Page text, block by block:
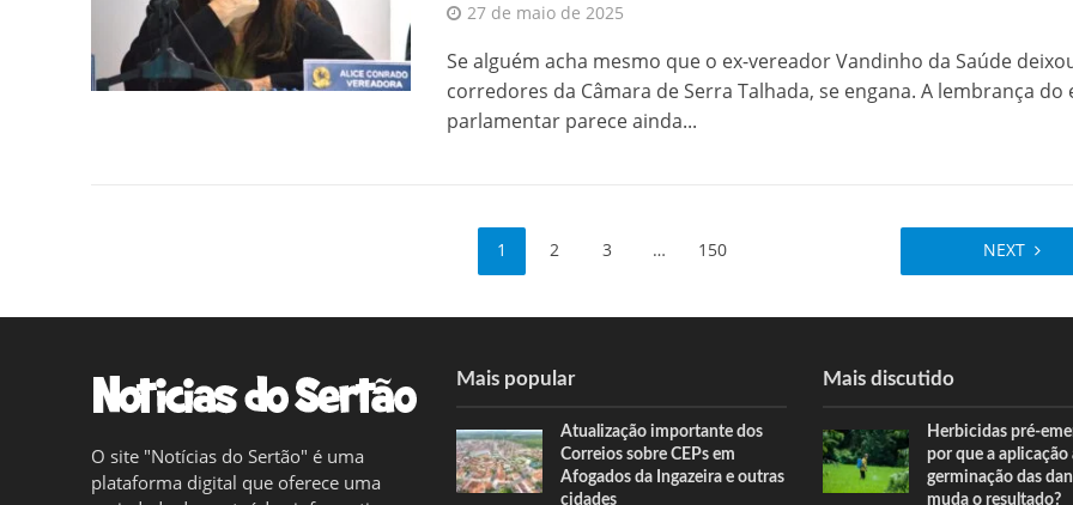
27 de maio de 2025
Se alguém acha mesmo que o ex-vereador Vandinho da Saúde
corredores da Câmara de Serra Talhada, se engana. A lembrança do
parlamentar parece ainda...
1 2 3 … 150 NEXT
O site "Notícias do Sertão" é uma
plataforma digital que oferece uma
Mais popular
Atualização importante dos
Correios sobre CEPs em
Afogados da Ingazeira e outras
cidades
Mais discutido
Herbicidas pré-
por que a aplicação
germinação das
muda o resultado?